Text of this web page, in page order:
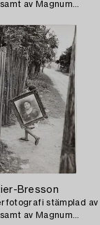
av Magnum
Bresson
stämplad av
av Magnum